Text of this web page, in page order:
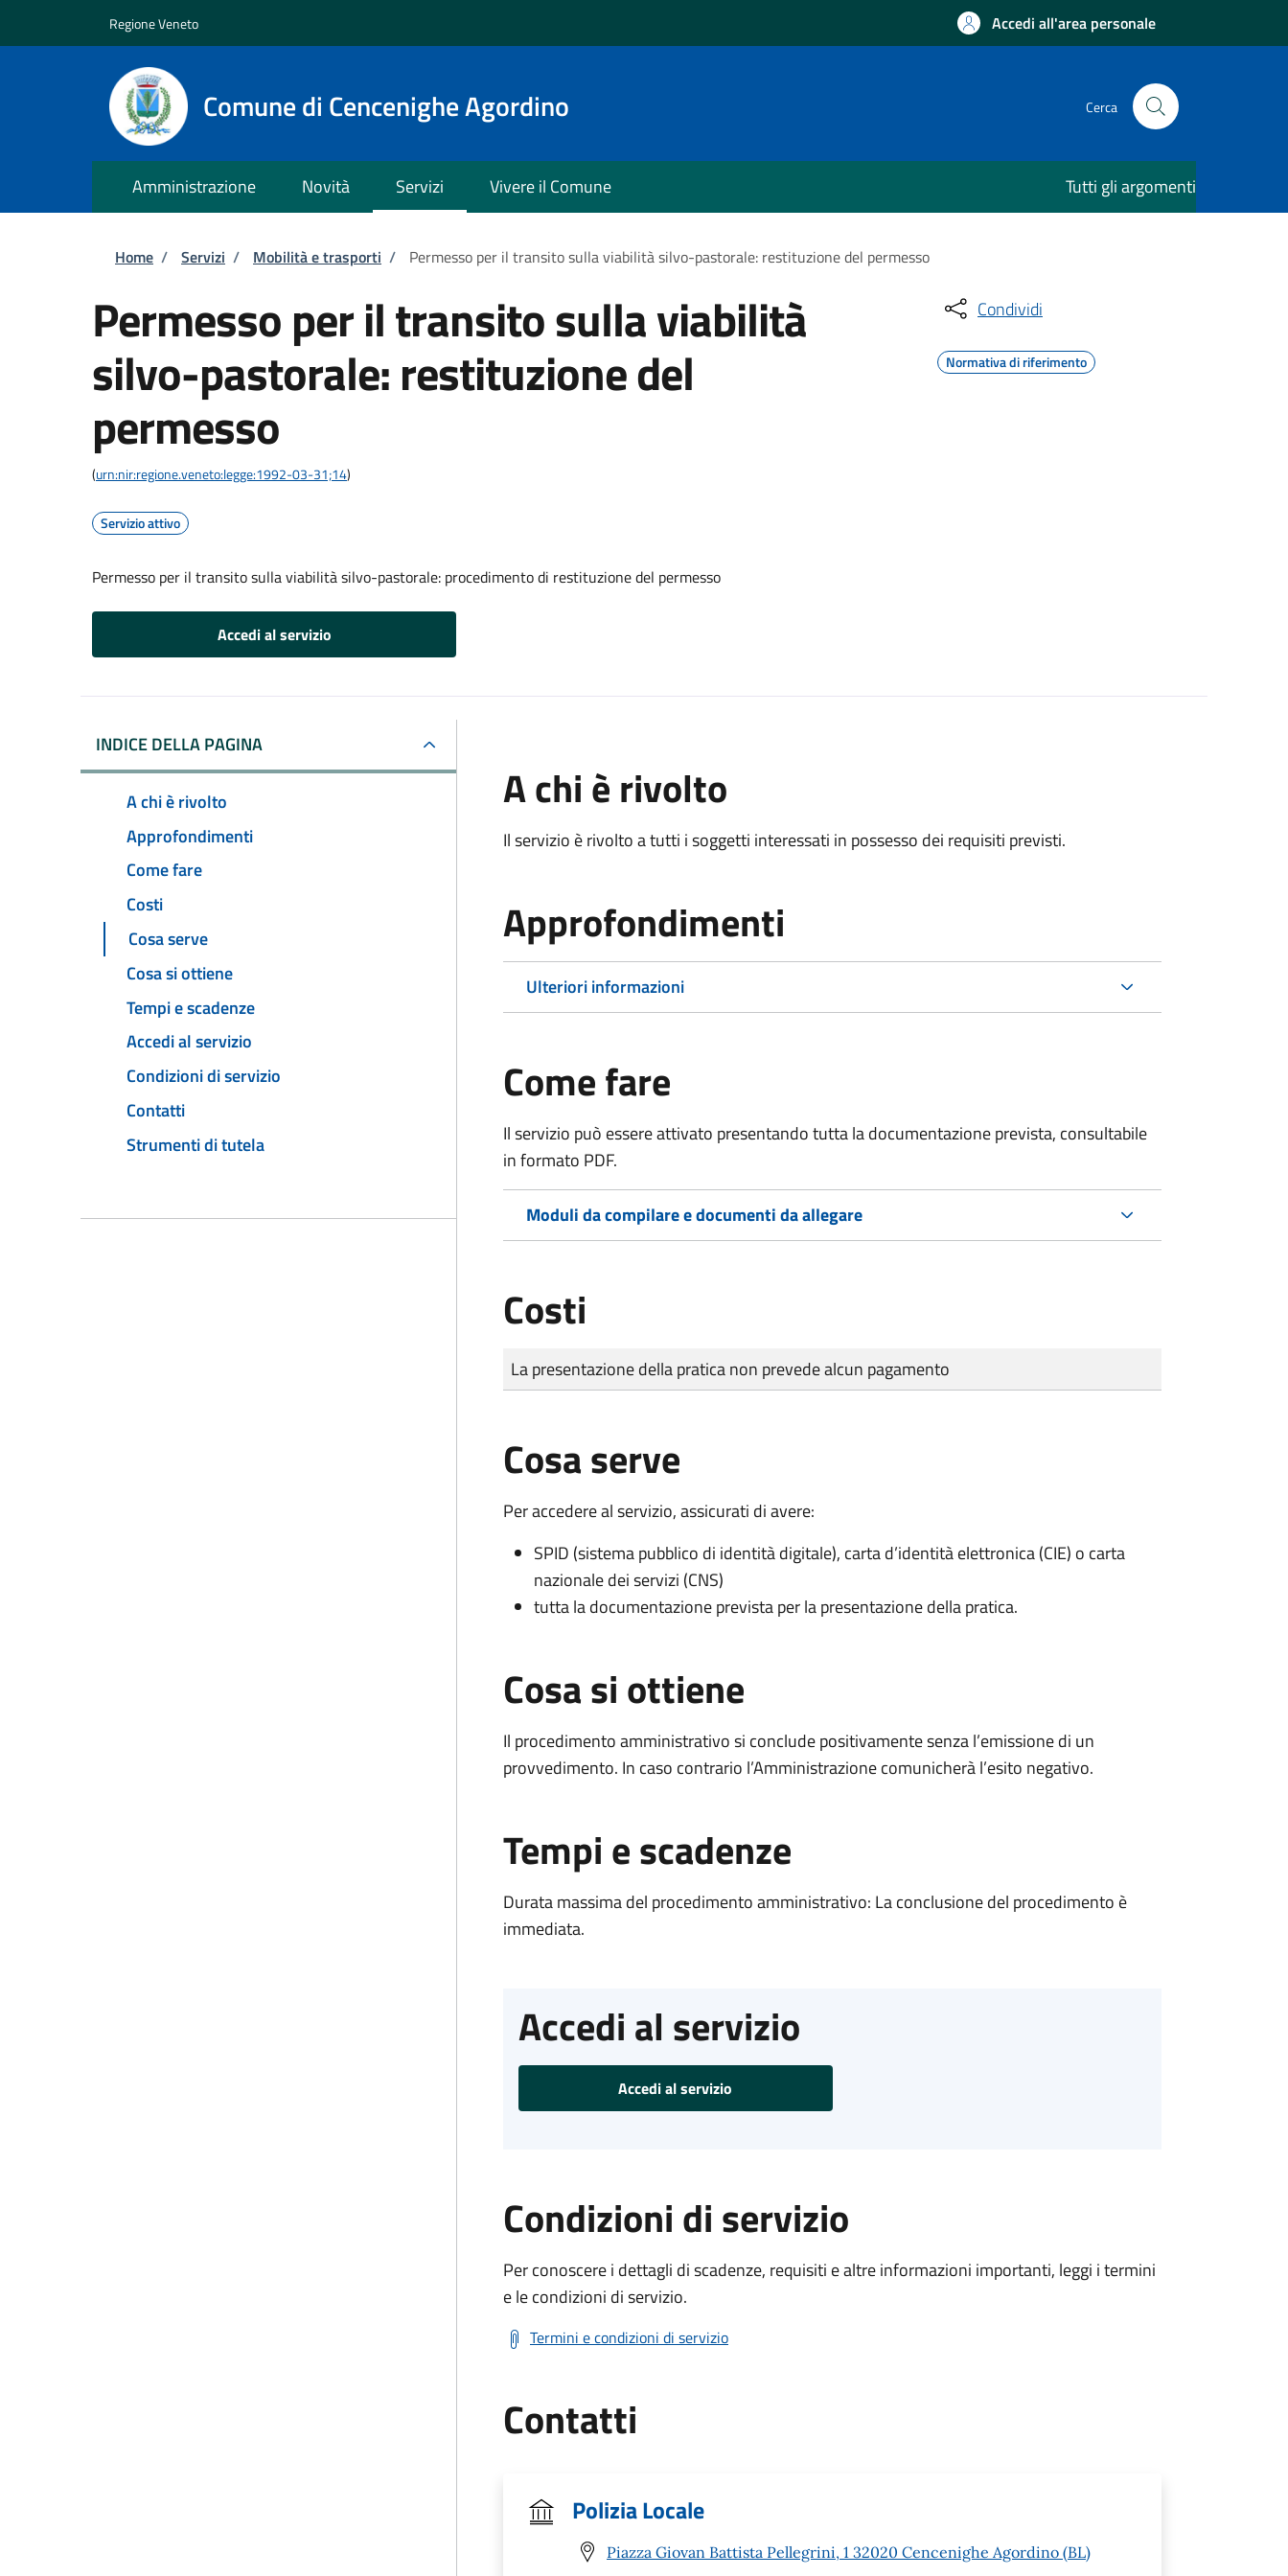
Regione Veneto Accedi all'area personale
Comune di Cencenighe Agordino Cerca
Amministrazione Novità Servizi Vivere il Comune Tutti gli argomenti
Briciole di pane
Home / Servizi / Mobilità e trasporti / Permesso per il transito sulla viabilità silvo-pastorale: restituzione del permesso
Permesso per il transito sulla viabilità
silvo-pastorale: restituzione del
permesso
(urn:nir:regione.veneto:legge:1992-03-31;14)
Servizio attivo
Permesso per il transito sulla viabilità silvo-pastorale: procedimento di restituzione del permesso
Accedi al servizio
Condividi
Normativa di riferimento
INDICE DELLA PAGINA
A chi è rivolto
Approfondimenti
Come fare
Costi
Cosa serve
Cosa si ottiene
Tempi e scadenze
Accedi al servizio
Condizioni di servizio
Contatti
Strumenti di tutela
A chi è rivolto
Il servizio è rivolto a tutti i soggetti interessati in possesso dei requisiti previsti.
Approfondimenti
Ulteriori informazioni
Come fare
Il servizio può essere attivato presentando tutta la documentazione prevista, consultabile
in formato PDF.
Moduli da compilare e documenti da allegare
Costi
Tipo di pagamento
Importo
La presentazione della pratica non prevede alcun pagamento
Cosa serve
Per accedere al servizio, assicurati di avere:
SPID (sistema pubblico di identità digitale), carta d’identità elettronica (CIE) o carta
nazionale dei servizi (CNS)
tutta la documentazione prevista per la presentazione della pratica.
Cosa si ottiene
Il procedimento amministrativo si conclude positivamente senza l’emissione di un
provvedimento. In caso contrario l’Amministrazione comunicherà l’esito negativo.
Tempi e scadenze
Durata massima del procedimento amministrativo: La conclusione del procedimento è
immediata.
Accedi al servizio
Accedi al servizio
Condizioni di servizio
Per conoscere i dettagli di scadenze, requisiti e altre informazioni importanti, leggi i termini
e le condizioni di servizio.
Termini e condizioni di servizio
Contatti
Polizia Locale
Piazza Giovan Battista Pellegrini, 1 32020 Cencenighe Agordino (BL)